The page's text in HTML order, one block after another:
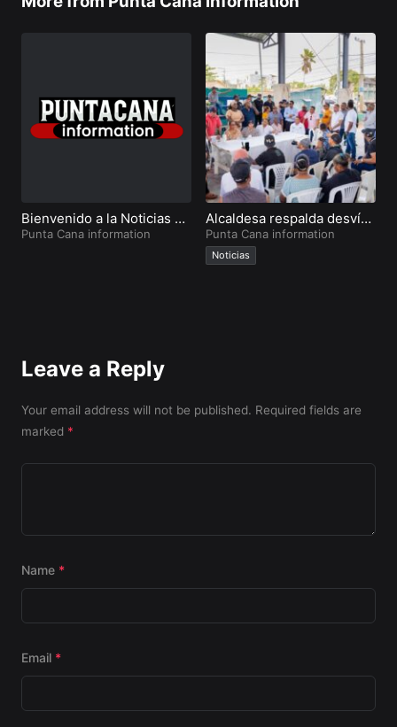
Bienvenido a la Noticias en
Punta Cana
Punta Cana information
Alcaldesa respalda desvío
de transporte pesado en
La Ceiba
Punta Cana information
Noticias
Leave a Reply
Your email address will not be published. Required fields are
marked *
Name *
Email *